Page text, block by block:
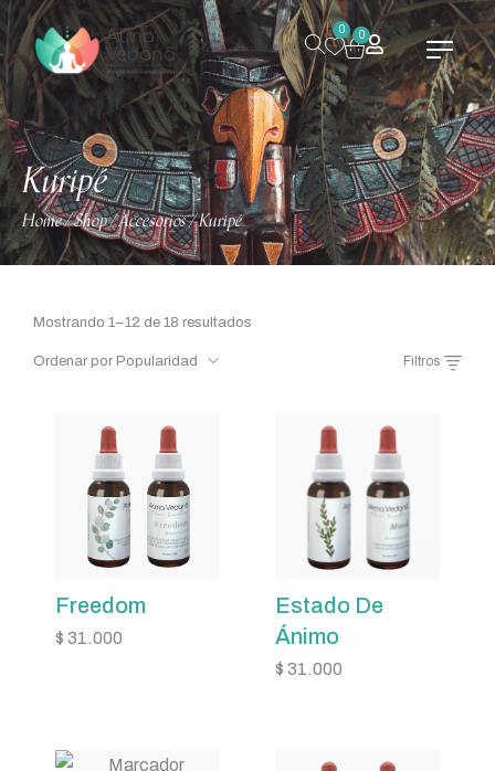
0 0
Kuripé
Home/Shop/Accesorios/Kuripé
Mostrando 1–12 de 18 resultados
Ordenar por Popularidad Filtros
Freedom
$ 31.000
Estado De
Ánimo
$ 31.000